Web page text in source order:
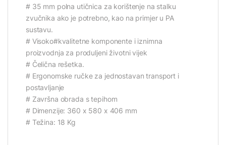
# 35 mm polna utičnica za korištenje na stalku
zvučnika ako je potrebno, kao na primjer u PA
sustavu.
# Visoko#kvalitetne komponente i iznimna
proizvodnja za produljeni životni vijek
# Čelična rešetka.
# Ergonomske ručke za jednostavan transport i
postavljanje
# Završna obrada s tepihom
# Dimenzije: 360 x 580 x 406 mm
# Težina: 18 Kg